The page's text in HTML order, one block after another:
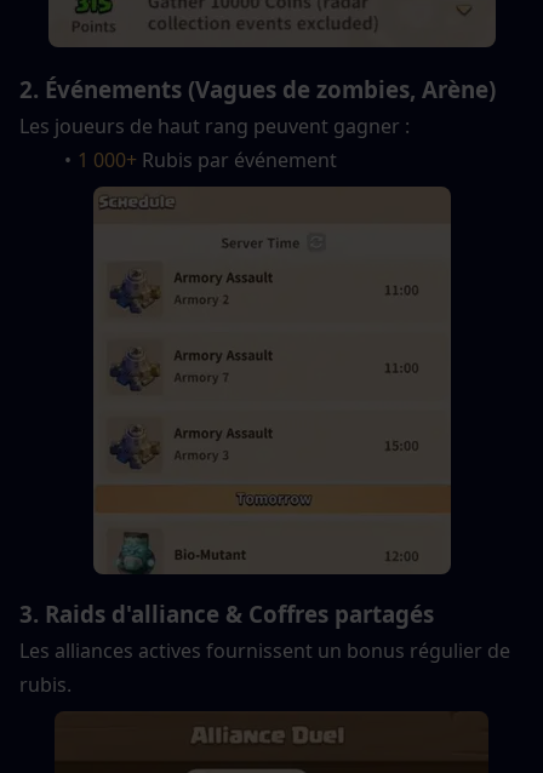
2. Événements (Vagues de zombies, Arène)
Les joueurs de haut rang peuvent gagner :
1 000+ Rubis par événement
3. Raids d'alliance & Coffres partagés
Les alliances actives fournissent un bonus régulier de
rubis.